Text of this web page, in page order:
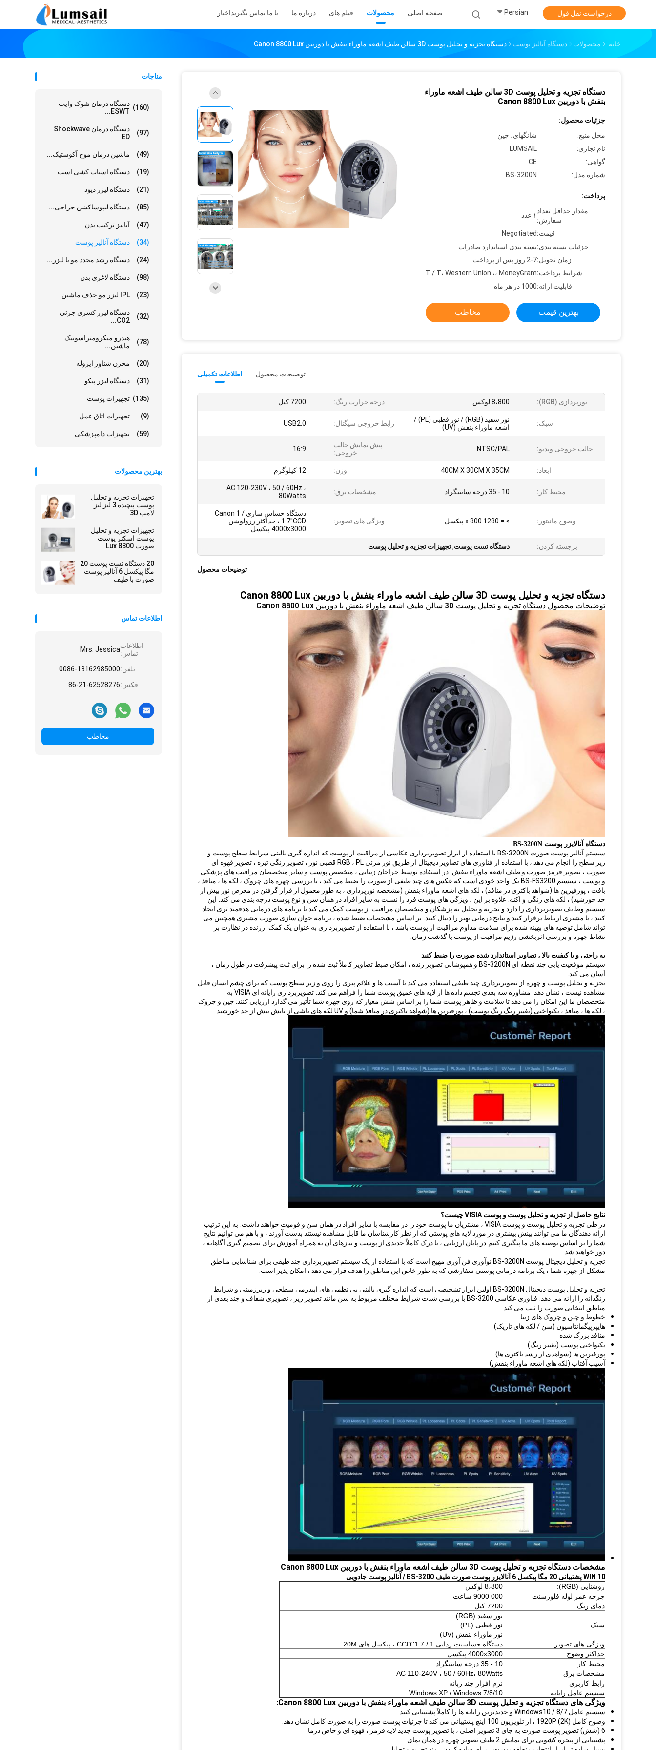
صفحه اصلی محصولات فیلم های درباره ما با ما تماس بگیریداخبار Persian درخواست نقل قول
خانه محصولات دستگاه آنالیز پوست دستگاه تجزیه و تحلیل پوست 3D سالن طیف اشعه ماوراء بنفش با دوربین Canon 8800 Lux
مناجات
دستگاه درمان شوک وایت
ESWT...
(160)
دستگاه درمان Shockwave
ED
(97)
ماشین درمان موج آکوستیک... (49)
دستگاه اسباب کشی اسب (19)
دستگاه لیزر دیود (21)
دستگاه لیپوساکشن جراحی... (85)
آنالیز ترکیب بدن (47)
دستگاه آنالیز پوست (34)
دستگاه رشد مجدد مو با لیزر... (24)
دستگاه لاغری بدن (98)
IPL لیزر مو حذف ماشین (23)
دستگاه لیزر کسری جزئی
CO2...
(32)
هیدرو میکرومتراسونیک
ماشین...
(78)
مخزن شناور ایزوله (20)
دستگاه لیزر پیکو (31)
تجهیزات پوست (135)
تجهیزات اتاق عمل (9)
تجهیزات دامپزشکی (59)
بهترین محصولات
تجهیزات تجزیه و تحلیل
پوست پیچیده 3 لنز لنز
لامپ 3D
تجهیزات تجزیه و تحلیل
پوست اسکنر پوست
صورت 8800 Lux
20 دستگاه تست پوست 20
مگا پیکسل 6 آنالیز پوست
صورت با طیف
اطلاعات تماس
اطلاعات
تماس:Mrs. Jessica
تلفن:0086-13162985000
فکس:86-21-62528276
مخاطب
دستگاه تجزیه و تحلیل پوست 3D سالن طیف اشعه ماوراء
بنفش با دوربین Canon 8800 Lux
جزئیات محصول:
محل منبع:
شانگهای، چین
نام تجاری:
LUMSAIL
گواهی:
CE
شماره مدل:
BS-3200N
پرداخت:
مقدار حداقل تعداد
سفارش:
۱ عدد
قیمت:Negotiated
جزئیات بسته بندی:بسته بندی استاندارد صادرات
زمان تحویل:2-7 روز پس از پرداخت
شرایط پرداخت:T / T، Western Union ،، MoneyGram
قابلیت ارائه:1000 در هر ماه
بهترین قیمت مخاطب
اطلاعات تکمیلی توضیحات محصول
نورپردازی (RGB): 8،800 لوکس درجه حرارت رنگ: 7200 کیل
سبک:
نور سفید (RGB) / نور قطبی (PL) /
اشعه ماوراء بنفش (UV)
رابط خروجی سیگنال: USB2.0
حالت خروجی ویدیو: NTSC/PAL
پیش نمایش حالت
خروجی:
16:9
ابعاد: 40CM X 30CM X 35CM وزن: 12 کیلوگرم
محیط کار: 10 - 35 درجه سانتیگراد مشخصات برق:
AC 120-230V ، 50 / 60Hz ،
80Watts
وضوح مانیتور: > = 1280 x 800 پیکسل ویژگی های تصویر:
دستگاه حساس سازی Canon 1 /
1.7''CCD ، حداکثر رزولوشن
4000x3000 پیکسل
برجسته کردن: دستگاه تست پوست,تجهیزات تجزیه و تحلیل پوست
توضیحات محصول
دستگاه تجزیه و تحلیل پوست 3D سالن طیف اشعه ماوراء بنفش با دوربین Canon 8800 Lux
توضیحات محصول دستگاه تجزیه و تحلیل پوست 3D سالن طیف اشعه ماوراء بنفش با دوربین Canon 8800 Lux
دستگاه آنالایزر پوست BS-3200N
سیستم آنالیز پوست صورت BS-3200N با استفاده از ابزار تصویربرداری عکاسی از مراقبت از پوست که اندازه گیری بالینی شرایط سطح پوست و
زیر سطح را انجام می دهد ، با استفاده از فناوری های تصاویر دیجیتال
از طریق نور مرئی RGB ، PL قطبی نور ، تصویر رنگی تیره ، تصویر قهوه ای
صورت ، تصویر قرمز صورت و طیف اشعه ماوراء بنفش. در استفاده توسط جراحان زیبایی ، متخصص پوست و سایر متخصصان مراقبت های پزشکی
و پوست ، سیستم BS-FS3200 یک واحد خودی است که عکس های چند طیفی از صورت را ضبط می کند ، با بررسی چهره های چروک ، لکه ها ، منافذ ،
بافت ، پورفیرین ها (شواهد باکتری در منافذ) ، لکه های اشعه ماوراء بنفش (مشخصه نورپردازی ، به طور معمول از قرار گرفتن در معرض نور بیش از
حد خورشید) ، لکه های رنگی و آکنه. علاوه بر این ، ویژگی های پوست فرد را نسبت به سایر افراد در همان سن و نوع پوست درجه بندی می کند.
این
سیستم وظایف تصویربرداری را دارد و تجزیه و تحلیل به پزشکان و متخصصان مراقبت از پوست کمک می کند تا برنامه های درمانی هدفمند تری ایجاد
کنند ، با مشتری ارتباط برقرار کنند و نتایج درمانی بهتر را دنبال کنند.
بر اساس مشخصات ضبط شده ، برنامه جوان سازی صورت مشتری همچنین می
تواند شامل توصیه های بهینه شده برای سلامت مداوم مراقبت از پوست باشد ، با استفاده از تصویربرداری به عنوان یک کمک ارزنده در نظارت بر
نشاط چهره و بررسی اثربخشی رژیم مراقبت از پوست با گذشت زمان.
به راحتی و با کیفیت بالا ، تصاویر استاندارد شده صورت را ضبط کنید
سیستم موقعیت یابی چند نقطه ای BS-3200N و همپوشانی تصویر زنده ، امکان ضبط تصاویر کاملاً ثبت شده را برای ثبت پیشرفت در طول زمان ،
آسان می کند.
تجزیه و تحلیل پوست و چهره از تصویربرداری چند طیفی استفاده می کند تا آسیب ها و علائم پیری را روی و زیر سطح پوست که برای چشم انسان قابل
مشاهده نیست ، نشان دهد.
مشاوره سه بعدی تجسم داده ها از لایه های عمیق پوست شما را فراهم می کند.
تصویربرداری رایانه ای VISIA به
متخصصان ما این امکان را می دهد تا سلامت و ظاهر پوست شما را بر اساس شش معیار که روی چهره شما تأثیر می گذارد ارزیابی کنند: چین و چروک
، لکه ها ، منافذ ، یکنواختی (تغییر رنگ رنگ پوست) ، پورفیرین ها (شواهد باکتری در منافذ شما) و UV لکه های ناشی از تابش بیش از حد خورشید.
نتایج حاصل از تجزیه و تحلیل پوست و پوست VISIA چیست؟
در طی تجزیه و تحلیل پوست و پوست VISIA ، مشتریان ما پوست خود را در مقایسه با سایر افراد در همان سن و قومیت خواهند داشت.
به این ترتیب
ارائه دهندگان ما می توانند بینش بیشتری در مورد لایه های پوستی که از نظر کارشناسان ما قابل مشاهده نیستند بدست آورند ، و با هم می توانیم نتایج
شما را بر اساس توصیه های ما پیگیری کنیم در پایان ارزیابی ، با درک کاملاً جدیدی از پوست و نیازهای آن به همراه آموزش برای تصمیم گیری آگاهانه ،
دور خواهید شد.
تجزیه و تحلیل دیجیتال پوست BS-3200N نوآوری فن آوری مهیج است که با استفاده از یک سیستم تصویربرداری چند طیفی برای شناسایی مناطق
مشکل از چهره شما ، یک برنامه درمانی پوستی سفارشی که به طور خاص این مناطق را هدف قرار می دهد ، امکان پذیر است.
تجزیه و تحلیل پوست دیجیتال BS-3200N اولین ابزار تشخیصی است که اندازه گیری بالینی بی نظمی های اپیدرمی سطحی و زیرزمینی و شرایط
رنگدانه را ارائه می دهد.
فناوری عکاسی BS-3200 با بررسی شدت شرایط مختلف مربوط به سن مانند تصویر زیر ، تصویری شفاف و چند بعدی از
مناطق انتخابی صورت را ثبت می کند.
خطوط و چین و چروک های زیبا
هایپرپیگمانتاسیون (سن / لکه های تاریک)
منافذ بزرگ شده
یکنواختی پوست (تغییر رنگ)
پورفیرین ها (شواهدی از رشد باکتری ها)
آسیب آفتاب (لکه های اشعه ماوراء بنفش)
مشخصات دستگاه تجزیه و تحلیل پوست 3D سالن طیف اشعه ماوراء بنفش با دوربین Canon 8800 Lux
WIN 10 پشتیبانی 20 مگا پیکسل 6 آنالایزر پوست صورت طیف BS-3200 / آنالیز پوست جادویی
روشنایی (RGB):
8،800 لوکس
چرخه عمر لوله فلورسنت
000 9000 ساعت
دمای رنگ
7200 کیل
سبک
نور سفید (RGB)
نور قطبی (PL)
نور ماوراء بنفش (UV)
ویژگی های تصویر
دستگاه حساسیت زدایی 1 / 1.7''CCD ، پیکسل های 20M
حداکثر وضوح
4000x3000 پیکسل
محیط کار
10 - 35 درجه سانتیگراد
مشخصات برق
AC 110-240V ، 50 / 60Hz، 80Watts
رابط کاربری
نرم افزار چند زبانه
سیستم عامل رایانه
Windows XP / Windows 7/8/10
ویژگی های دستگاه تجزیه و تحلیل پوست 3D سالن طیف اشعه ماوراء بنفش با دوربین Canon 8800 Lux:
سیستم عامل Windows10 / 8/7 و جدیدترین رایانه ها را کاملاً پشتیبانی کنید
وضوح کامل 1920P (2K) ، از تلویزیون 100 اینچ پشتیبانی می کند تا جزئیات پوست صورت را به صورت کامل نشان دهد.
6 (شش) تصویر پوست صورت به جای 3 تصویر اصلی ، با تصویر پوست جدید لایه قرمز ، قهوه ای و خاص درما.
پشتیبانی از پنجره کشویی برای نمایش 2 طیف تصویر چهره در همان نمای